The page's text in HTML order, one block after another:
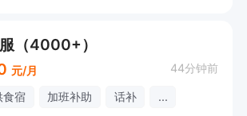
（4000+）
元/月 44分钟前
食宿 加班补助 话补 ...